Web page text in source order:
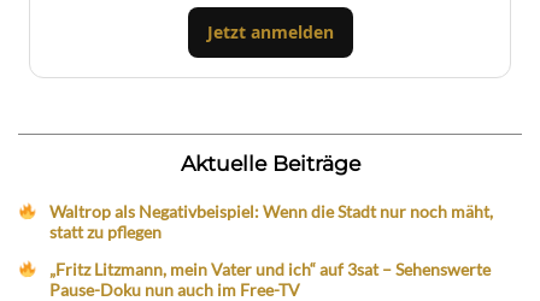
Jetzt anmelden
Aktuelle Beiträge
Waltrop als Negativbeispiel: Wenn die Stadt nur noch mäht,
statt zu pflegen
„Fritz Litzmann, mein Vater und ich“ auf 3sat – Sehenswerte
Pause-Doku nun auch im Free-TV